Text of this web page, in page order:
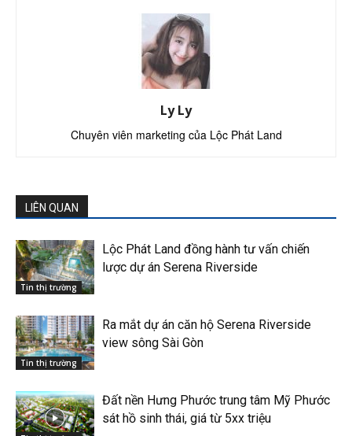
Ly Ly
Chuyên viên marketing của Lộc Phát Land
LIÊN QUAN
Tin thị trường
Lộc Phát Land đồng hành tư vấn chiến
lược dự án Serena Riverside
Tin thị trường
Ra mắt dự án căn hộ Serena Riverside
view sông Sài Gòn
Đất nền Hưng Phước trung tâm Mỹ Phước
sát hồ sinh thái, giá từ 5xx triệu